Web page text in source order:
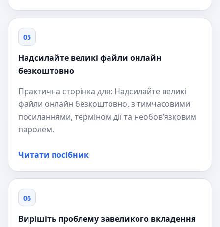
05
Надсилайте великі файли онлайн
безкоштовно
Практична сторінка для: Надсилайте великі
файли онлайн безкоштовно, з тимчасовими
посиланнями, терміном дії та необов’язковим
паролем.
Читати посібник
06
Вирішіть проблему завеликого вкладення